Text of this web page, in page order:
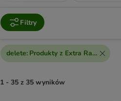
Filtry
delete: Produkty z Extra Rabatem
1 - 35 z 35 wyników